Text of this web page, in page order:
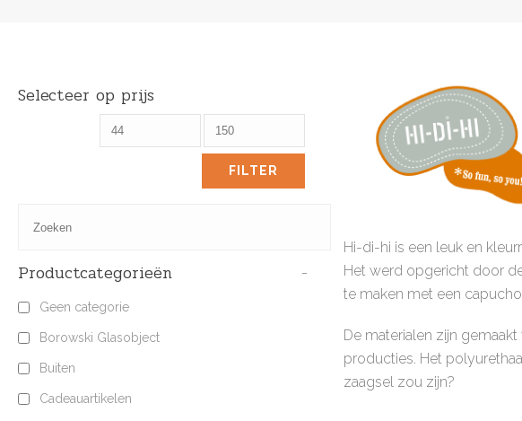
Hi-di-hi is een leuk en
Het werd opgericht door
te maken met een
De materialen zijn
producties. Het
zaagsel zou zijn?
Selecteer op prijs
FILTER
Productcategorieën -
Geen categorie
Borowski Glasobject
Buiten
Cadeauartikelen